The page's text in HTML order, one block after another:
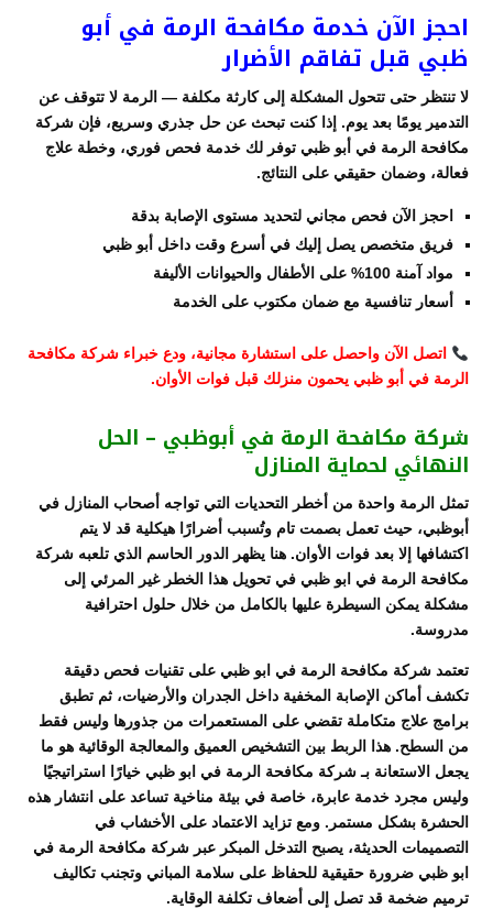
احجز الآن خدمة مكافحة الرمة في أبو
ظبي قبل تفاقم الأضرار
لا تنتظر حتى تتحول المشكلة إلى كارثة مكلفة — الرمة لا تتوقف عن
التدمير يومًا بعد يوم. إذا كنت تبحث عن حل جذري وسريع، فإن شركة
مكافحة الرمة في أبو ظبي توفر لك خدمة فحص فوري، وخطة علاج
فعالة، وضمان حقيقي على النتائج.
احجز الآن فحص مجاني لتحديد مستوى الإصابة بدقة
فريق متخصص يصل إليك في أسرع وقت داخل أبو ظبي
مواد آمنة 100% على الأطفال والحيوانات الأليفة
أسعار تنافسية مع ضمان مكتوب على الخدمة
اتصل الآن واحصل على استشارة مجانية، ودع خبراء شركة مكافحة
الرمة في أبو ظبي يحمون منزلك قبل فوات الأوان.
شركة مكافحة الرمة في أبوظبي – الحل
النهائي لحماية المنازل
تمثل الرمة واحدة من أخطر التحديات التي تواجه أصحاب المنازل في
أبوظبي، حيث تعمل بصمت تام وتُسبب أضرارًا هيكلية قد لا يتم
اكتشافها إلا بعد فوات الأوان. هنا يظهر الدور الحاسم الذي تلعبه شركة
مكافحة الرمة في ابو ظبي في تحويل هذا الخطر غير المرئي إلى
مشكلة يمكن السيطرة عليها بالكامل من خلال حلول احترافية
مدروسة.
تعتمد شركة مكافحة الرمة في ابو ظبي على تقنيات فحص دقيقة
تكشف أماكن الإصابة المخفية داخل الجدران والأرضيات، ثم تطبق
برامج علاج متكاملة تقضي على المستعمرات من جذورها وليس فقط
من السطح. هذا الربط بين التشخيص العميق والمعالجة الوقائية هو ما
يجعل الاستعانة بـ شركة مكافحة الرمة في ابو ظبي خيارًا استراتيجيًا
وليس مجرد خدمة عابرة، خاصة في بيئة مناخية تساعد على انتشار هذه
الحشرة بشكل مستمر. ومع تزايد الاعتماد على الأخشاب في
التصميمات الحديثة، يصبح التدخل المبكر عبر شركة مكافحة الرمة في
ابو ظبي ضرورة حقيقية للحفاظ على سلامة المباني وتجنب تكاليف
ترميم ضخمة قد تصل إلى أضعاف تكلفة الوقاية.